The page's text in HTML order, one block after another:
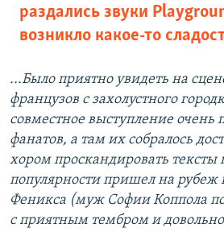
раздались звуки
возникло какое-то
...Было приятно увидеть на
французов с захолустного
совместное выступление очень
фанатов, а там их собралось
хором проскандировать тексты
популярности пришел на рубеж
Феникса (муж Софии Коппола по
с приятным тембром и